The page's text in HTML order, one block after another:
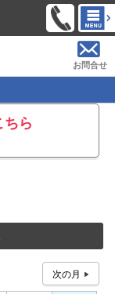
お問合せ
ちら